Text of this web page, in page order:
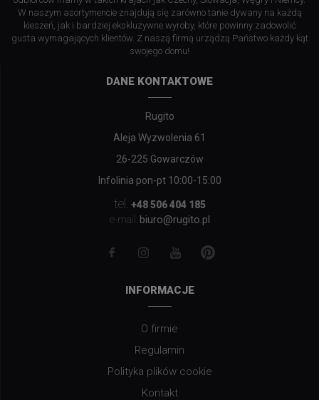
W naszym asortymencie znajdują się zarówno tanie dywany na każdą
kieszeń, jak i bardziej ekskluzywne wyroby, które powinny zadowolić
gusta wymagających klientów. Z naszą firmą urządzą Państwo każdy kąt
swojego domu!
DANE KONTAKTOWE
Rugito
Aleja Wyzwolenia 61
26-225 Gowarczów
Infolinia pon-pt 10:00-15:00
tel. +48 506 404 185
e-mail: biuro@rugito.pl
INFORMACJE
O firmie
Regulamin
Polityka plików cookie
Kontakt